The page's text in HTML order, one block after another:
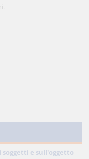
e sull'oggetto